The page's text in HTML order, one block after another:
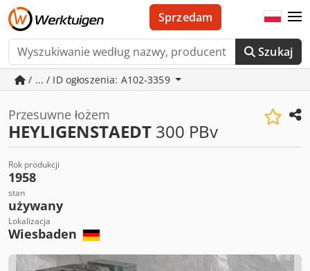
Szukaj
Sprzedam
/ ... / ID ogłoszenia: A102-3359
Przesuwne łożem
HEYLIGENSTAEDT 300 PBv
Rok produkcji
1958
stan
używany
Lokalizacja
Wiesbaden